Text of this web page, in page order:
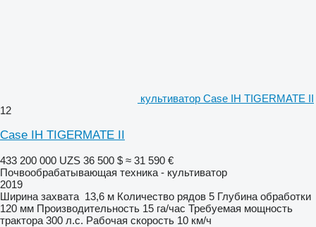
культиватор Case IH TIGERMATE II
12
Case IH TIGERMATE II
433 200 000 UZS 36 500 $ ≈ 31 590 €
Почвообрабатывающая техника - культиватор
2019
Ширина захвата 13,6 м Количество рядов 5 Глубина обработки
120 мм Производительность 15 га/час Требуемая мощность
трактора 300 л.с. Рабочая скорость 10 км/ч